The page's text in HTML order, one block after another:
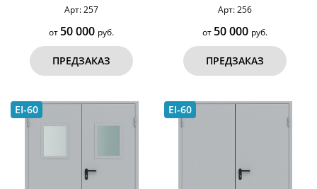
Арт: 257
от 50 000 руб.
ПРЕДЗАКАЗ
Арт: 256
от 50 000 руб.
ПРЕДЗАКАЗ
EI-60 EI-60